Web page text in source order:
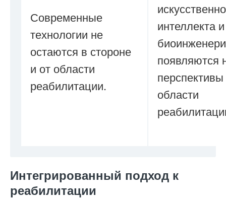
Современные
технологии не
остаются в стороне
и от области
реабилитации.
интеллекта и
появляются
области
Интегрированный подход к
реабилитации